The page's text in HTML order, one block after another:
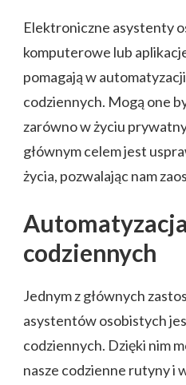
Elektroniczne asystenty
komputerowe lub
pomagają w
codziennych. Mogą one
zarówno w życiu
głównym celem jest
życia, pozwalając nam
codziennych
Jednym z głównych
asystentów osobistych
codziennych. Dzięki nim
nasze codzienne rutyny i